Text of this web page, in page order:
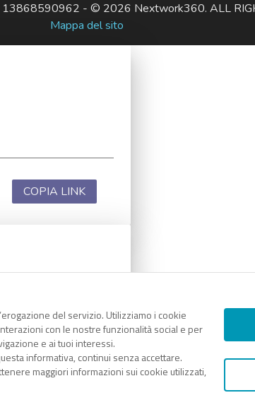
del servizio. Utilizziamo i cookie
con le nostre funzionalità social e per
e ai tuoi interessi.
informativa, continui senza accettare.
maggiori informazioni sui cookie utilizzati,
- © 2026 Nextwork360. ALL
Mappa del sito
COPIA LINK
COPIA LINK